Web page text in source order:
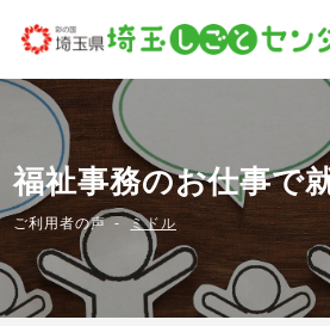
福祉事務のお仕事で
ご利用者の声 ミドル